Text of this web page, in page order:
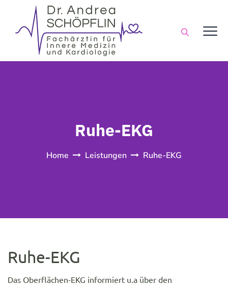
Ruhe-EKG
Home Leistungen Ruhe-EKG
Ruhe-EKG
Das Oberflächen-EKG informiert u.a über den